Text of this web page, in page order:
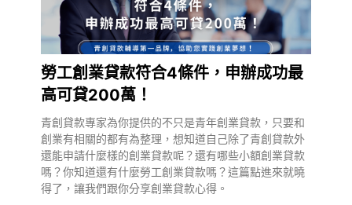
勞工創業貸款符合4條件，申辦成功最
高可貸200萬！
青創貸款專家為你提供的不只是青年創業貸款，只要和
創業有相關的都有為整理，想知道自己除了青創貸款外
還能申請什麼樣的創業貸款呢？還有哪些小額創業貸款
嗎？你知道還有什麼勞工創業貸款嗎？這篇點進來就曉
得了，讓我們跟你分享創業貸款心得。